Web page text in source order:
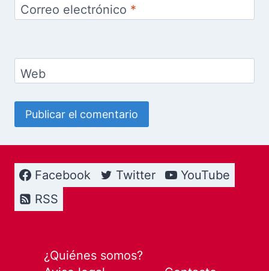
Correo electrónico *
Web
Facebook Twitter
YouTube
RSS
¿Quiénes somos?